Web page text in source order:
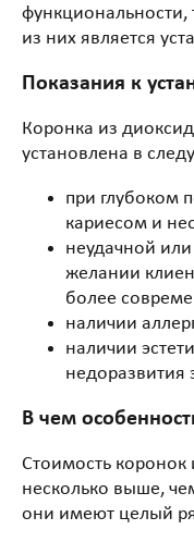
функциональности,
из них является
Показания к
Коронка из
установлена в
при глубоком
кариесом и
неудачной
желании
более
наличии
наличии
недоразвития
В чем
Стоимость
несколько выше,
они имеют целый